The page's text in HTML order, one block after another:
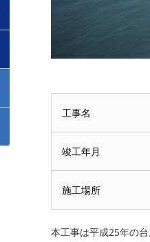
工事名
竣工年月
施工場所
本工事は平成25年の